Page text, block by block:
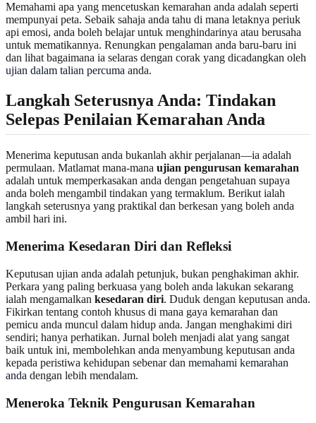
Memahami apa yang mencetuskan kemarahan anda adalah seperti
mempunyai peta. Sebaik sahaja anda tahu di mana letaknya periuk
api emosi, anda boleh belajar untuk menghindarinya atau berusaha
untuk mematikannya. Renungkan pengalaman anda baru-baru ini
dan lihat bagaimana ia selaras dengan corak yang dicadangkan oleh
ujian dalam talian percuma anda.
Langkah Seterusnya Anda: Tindakan
Selepas Penilaian Kemarahan Anda
Menerima keputusan anda bukanlah akhir perjalanan—ia adalah
permulaan. Matlamat mana-mana ujian pengurusan kemarahan
adalah untuk memperkasakan anda dengan pengetahuan supaya
anda boleh mengambil tindakan yang termaklum. Berikut ialah
langkah seterusnya yang praktikal dan berkesan yang boleh anda
ambil hari ini.
Menerima Kesedaran Diri dan Refleksi
Keputusan ujian anda adalah petunjuk, bukan penghakiman akhir.
Perkara yang paling berkuasa yang boleh anda lakukan sekarang
ialah mengamalkan kesedaran diri. Duduk dengan keputusan anda.
Fikirkan tentang contoh khusus di mana gaya kemarahan dan
pemicu anda muncul dalam hidup anda. Jangan menghakimi diri
sendiri; hanya perhatikan. Jurnal boleh menjadi alat yang sangat
baik untuk ini, membolehkan anda menyambung keputusan anda
kepada peristiwa kehidupan sebenar dan memahami kemarahan
anda dengan lebih mendalam.
Meneroka Teknik Pengurusan Kemarahan